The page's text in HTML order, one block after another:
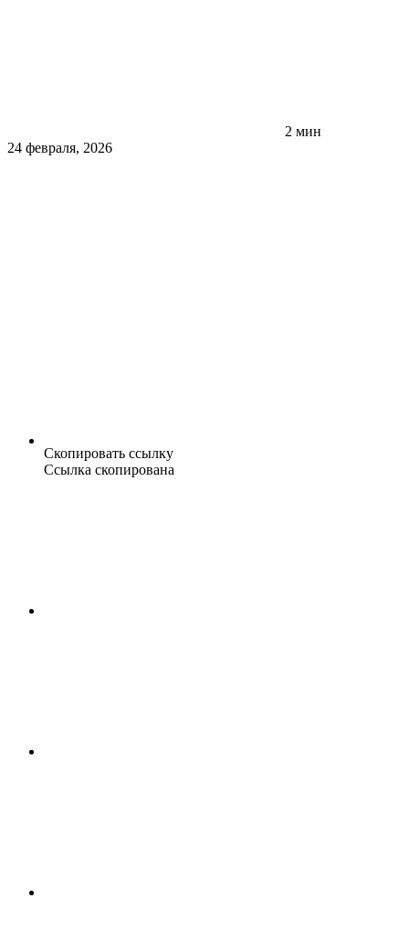
2 мин
24 февраля, 2026
Скопировать ссылку
Ссылка скопирована